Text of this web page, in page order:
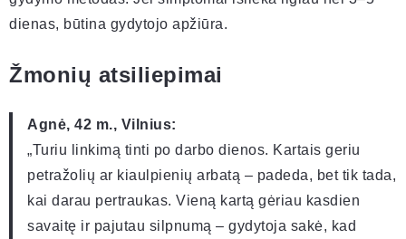
dienas, būtina gydytojo apžiūra.
Žmonių atsiliepimai
Agnė, 42 m., Vilnius:
„Turiu linkimą tinti po darbo dienos. Kartais geriu
petražolių ar kiaulpienių arbatą – padeda, bet tik tada,
kai darau pertraukas. Vieną kartą gėriau kasdien
savaitę ir pajutau silpnumą – gydytoja sakė, kad